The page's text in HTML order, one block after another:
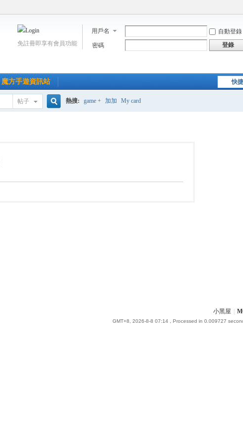
用戶名 自動登錄
密碼
登錄
免註冊即享有會員功能
快
魔方手遊資訊站
帖子 熱搜: game + 加加 My card
小黑屋
GMT+8, 2026-8-8 07:14 , Processed in 0.009727